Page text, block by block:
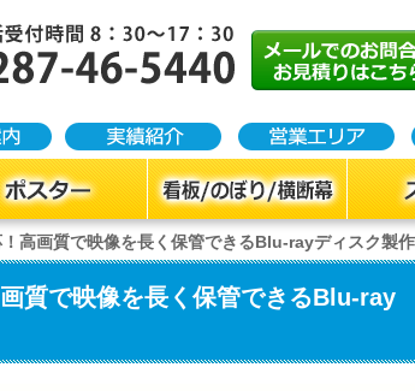
高画質で映像を長く保管できるBlu-rayディスク製作
質で映像を長く保管できるBlu-ray